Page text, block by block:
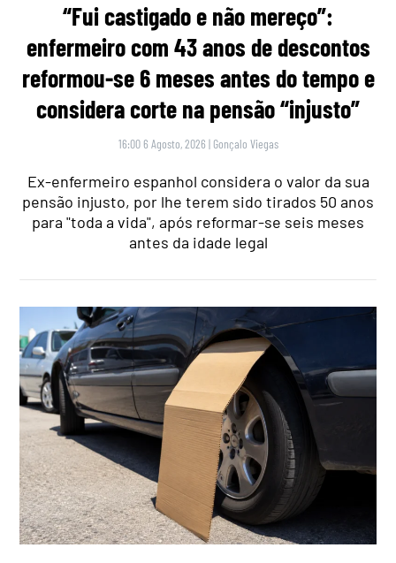
“Fui castigado e não mereço”:
enfermeiro com 43 anos de descontos
reformou-se 6 meses antes do tempo e
considera corte na pensão “injusto”
16:00 6 Agosto, 2026 | Gonçalo Viegas
Ex-enfermeiro espanhol considera o valor da sua
pensão injusto, por lhe terem sido tirados 50 anos
para "toda a vida", após reformar-se seis meses
antes da idade legal